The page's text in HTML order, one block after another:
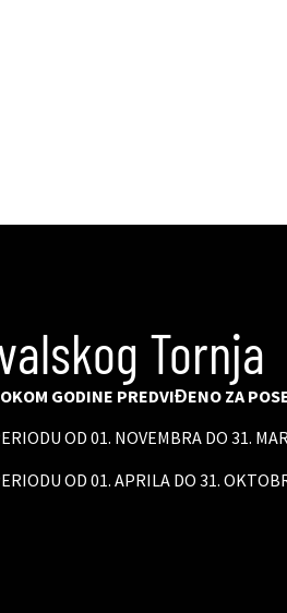
Tornja
GODINE PREDVIĐENO ZA
OD 01. NOVEMBRA DO 31.
OD 01. APRILA DO 31.